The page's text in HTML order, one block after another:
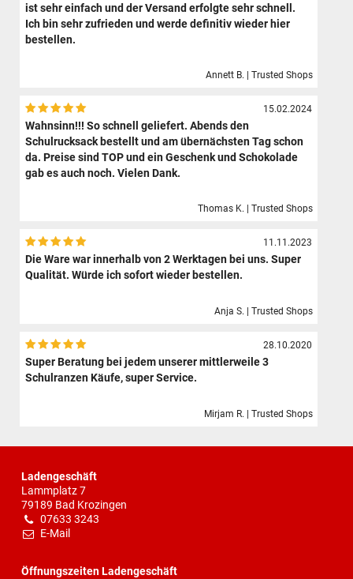
ist sehr einfach und der Versand erfolgte sehr schnell.
Ich bin sehr zufrieden und werde definitiv wieder hier
bestellen.
Annett B. | Trusted Shops
15.02.2024
Wahnsinn!!! So schnell geliefert. Abends den
Schulrucksack bestellt und am übernächsten Tag schon
da. Preise sind TOP und ein Geschenk und Schokolade
gab es auch noch. Vielen Dank.
Thomas K. | Trusted Shops
11.11.2023
Die Ware war innerhalb von 2 Werktagen bei uns. Super
Qualität. Würde ich sofort wieder bestellen.
Anja S. | Trusted Shops
28.10.2020
Super Beratung bei jedem unserer mittlerweile 3
Schulranzen Käufe, super Service.
Mirjam R. | Trusted Shops
Ladengeschäft
Lammplatz 7
79189 Bad Krozingen
07633 3243
E-Mail
Öffnungszeiten Ladengeschäft